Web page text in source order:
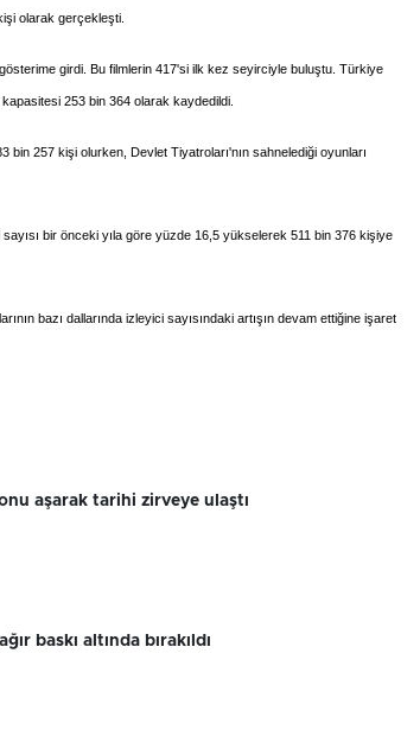
olarak gerçekleşti.
girdi. Bu filmlerin 417'si ilk kez seyirciyle buluştu. Türkiye
253 bin 364 olarak kaydedildi.
bin 257 kişi olurken, Devlet Tiyatroları'nın sahnelediği oyunları
bir önceki yıla göre yüzde 16,5 yükselerek 511 bin 376 kişiye
bazı dallarında izleyici sayısındaki artışın devam ettiğine işaret
aşarak tarihi zirveye ulaştı
baskı altında bırakıldı